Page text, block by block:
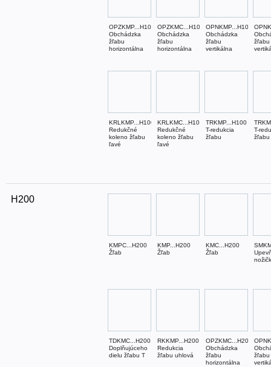
OPZKMP...H100
Obchádzka
žľabu
horizontálna
OPZKMC...H100
Obchádzka
žľabu
horizontálna
OPNKMP...H100
Obchádzka
žľabu
vertikálna
žľabu
KRLKMP...H100
Redukčné
koleno žľabu
ľavé
KRLKMC...H100
Redukčné
koleno žľabu
ľavé
TRKMP...H100
T-redukcia
žľabu
T-
žľabu
H200
KMPC...H200
Žľab
KMP...H200
Žľab
KMC...H200
Žľab
TDKMC...H200
Doplňujúceho
dielu žľabu T
RKKMP...H200
Redukcia
žľabu uhlová
OPZKMC...H200
Obchádzka
žľabu
horizontálna
žľabu